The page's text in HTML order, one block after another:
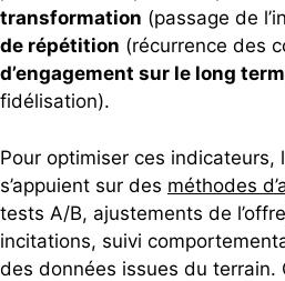
transformation (passage de
de répétition (récurrence des
d’engagement sur le long
fidélisation).
Pour optimiser ces indicateurs,
s’appuient sur des méthodes
tests A/B, ajustements de
incitations, suivi
des données issues du terrain.